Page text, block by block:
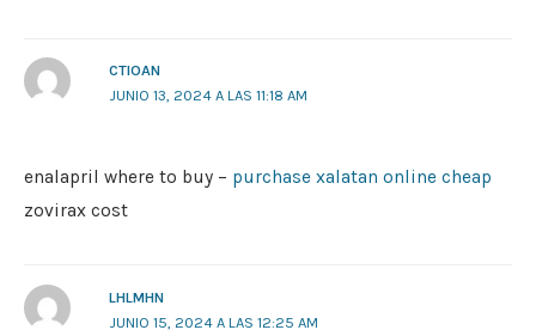
CTIOAN
JUNIO 13, 2024 A LAS 11:18 AM
enalapril where to buy – purchase xalatan online cheap
zovirax cost
LHLMHN
JUNIO 15, 2024 A LAS 12:25 AM